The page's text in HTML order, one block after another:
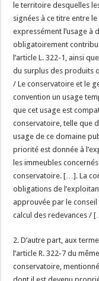
le territoire desquelles
signées à ce titre entre
expressément l’usage à
obligatoirement
l’article L. 322-1, ainsi
du surplus des produits
/ Le conservatoire et le
convention un usage
que cet usage est
conservatoire, telle que
usage de ce domaine
priorité est donnée à
les immeubles
conservatoire. […]. La
obligations de
approuvée par le
calcul des redevances /
2. D’autre part, aux
l’article R. 322-7 du
conservatoire,